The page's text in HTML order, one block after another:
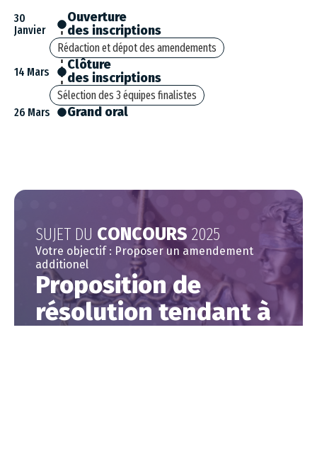
30
Janvier
Ouverture
des inscriptions
Rédaction et dépot des amendements
14 Mars
Clôture
des inscriptions
Sélection des 3 équipes finalistes
26 Mars
Grand oral
SUJET DU CONCOURS 2025
Votre objectif : Proposer un amendement
additionel
Proposition de
résolution tendant à